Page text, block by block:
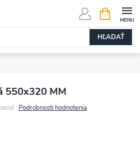
HĽADAŤ
KOŠÍK
550x320 MM
Podrobnosti hodnotenia